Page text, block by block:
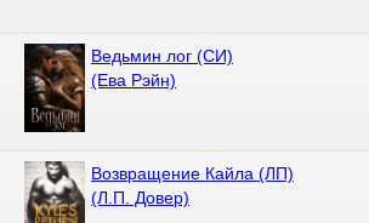
Ведьмин лог (СИ)
(Ева Рэйн)
Возвращение Кайла (ЛП)
(Л.П. Довер)